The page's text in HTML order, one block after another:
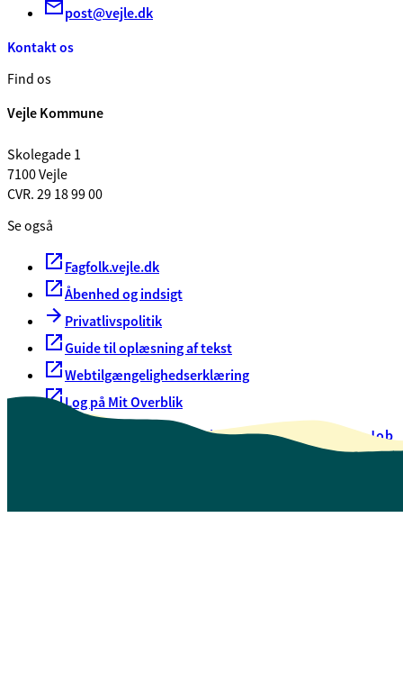
post@vejle.dk
Kontakt os
Find os
Vejle Kommune
Skolegade 1
7100 Vejle
CVR. 29 18 99 00
Se også
Fagfolk.vejle.dk
Åbenhed og indsigt
Privatlivspolitik
Guide til oplæsning af tekst
Webtilgængelighedserklæring
Log på Mit Overblik
Oversigt over selvbetjeningJob